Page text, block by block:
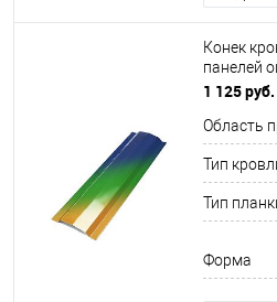
Конек
панелей
1 125 руб.
Область
Тип
Тип
Форма